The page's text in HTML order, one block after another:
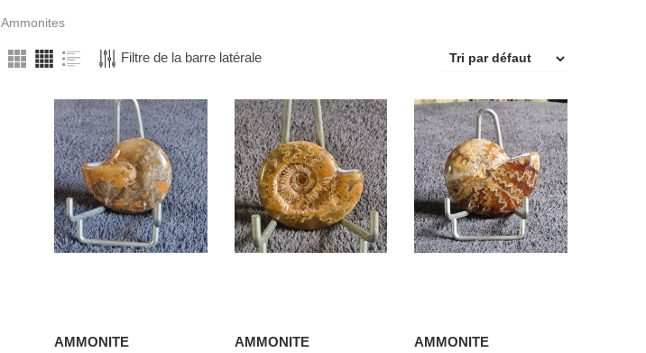
Ammonites
Filtre de la barre latérale
AMMONITE
AMMONITE
AMMONITE